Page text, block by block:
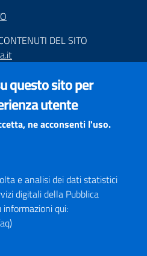
DEL SITO
Perugia è ottimizzato per
browser aggiornati. L'uso di
problemi di visualizzazione
questo sito per
utente
ne acconsenti l'uso.
e analisi dei dati statistici
digitali della Pubblica
qui: